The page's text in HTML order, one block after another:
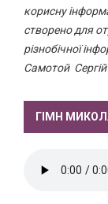
корисну
створено для
різнобічної
Самотой
ГІМН